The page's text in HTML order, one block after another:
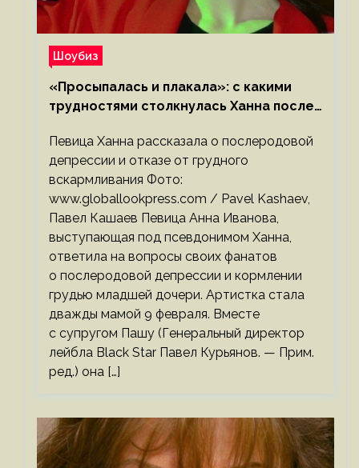
Шоубиз
«Просыпалась и плакала»: с какими
трудностями столкнулась Ханна после
Певица Ханна рассказала о послеродовой
депрессии и отказе от грудного
вскармливания Фото:
www.globallookpress.com / Pavel Kashaev,
Павел Кашаев Певица Анна Иванова,
выступающая под псевдонимом Ханна,
ответила на вопросы своих фанатов
о послеродовой депрессии и кормлении
грудью младшей дочери. Артистка стала
дважды мамой 9 февраля. Вместе
с супругом Пашу (Генеральный директор
лейбла Black Star Павел Курьянов. — Прим.
ред.) она […]